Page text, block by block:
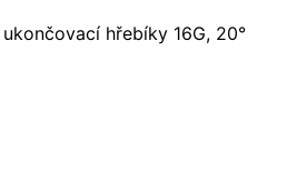
hřebíky 16G, 20°